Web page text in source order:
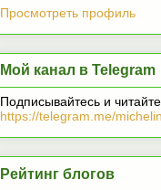
Просмотреть профиль
Мой канал в Telegram
Подписывайтесь и
https://telegram.me/
Рейтинг блогов